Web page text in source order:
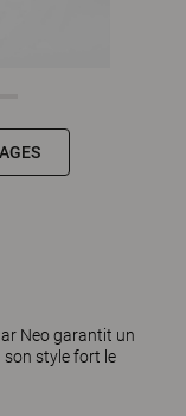
Neo garantit un
son style fort le